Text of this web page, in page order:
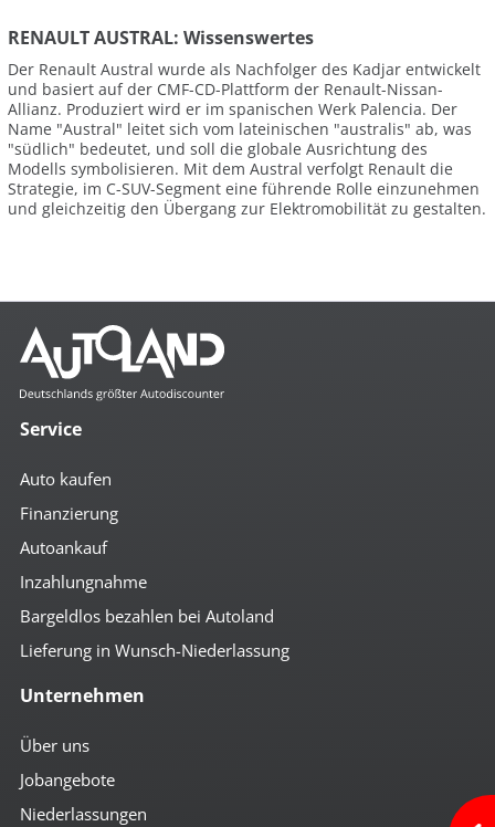
RENAULT AUSTRAL: Wissenswertes
Der Renault Austral wurde als Nachfolger des Kadjar entwickelt
und basiert auf der CMF-CD-Plattform der Renault-Nissan-
Allianz. Produziert wird er im spanischen Werk Palencia. Der
Name "Austral" leitet sich vom lateinischen "australis" ab, was
"südlich" bedeutet, und soll die globale Ausrichtung des
Modells symbolisieren. Mit dem Austral verfolgt Renault die
Strategie, im C-SUV-Segment eine führende Rolle einzunehmen
und gleichzeitig den Übergang zur Elektromobilität zu gestalten.
Service
Auto kaufen
Finanzierung
Autoankauf
Inzahlungnahme
Bargeldlos bezahlen bei Autoland
Lieferung in Wunsch-Niederlassung
Unternehmen
Über uns
Jobangebote
Niederlassungen